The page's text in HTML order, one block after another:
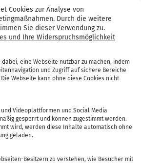
Erstinformation
Cookies zur Analyse von
Durch die weitere
Sie dieser Verwendung zu.
und Ihre Widerspruchsmöglichkeit
eine Webseite nutzbar zu machen, indem
und Zugriff auf sichere Bereiche
Webseite kann ohne diese Cookies nicht
und Videoplattformen und Social Media
gesperrt und können zugestimmt werden.
wird, werden diese Inhalte automatisch ohne
geladen.
Besitzern zu verstehen, wie Besucher mit